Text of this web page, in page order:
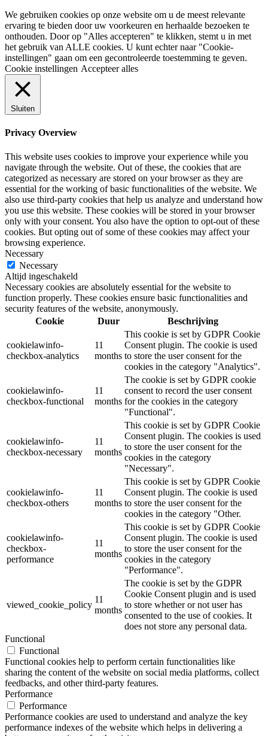
We gebruiken cookies op onze website om u de meest relevante
ervaring te bieden door uw voorkeuren en herhaalde bezoeken te
onthouden. Door op "Alles accepteren" te klikken, stemt u in met
het gebruik van ALLE cookies. U kunt echter naar "Cookie-
instellingen" gaan om een gecontroleerde toestemming te geven.
Cookie instellingen Accepteer alles
Sluiten
Privacy Overview
This website uses cookies to improve your experience while you
navigate through the website. Out of these, the cookies that are
categorized as necessary are stored on your browser as they are
essential for the working of basic functionalities of the website. We
also use third-party cookies that help us analyze and understand how
you use this website. These cookies will be stored in your browser
only with your consent. You also have the option to opt-out of these
cookies. But opting out of some of these cookies may affect your
browsing experience.
Necessary
Necessary
Altijd ingeschakeld
Necessary cookies are absolutely essential for the website to
function properly. These cookies ensure basic functionalities and
security features of the website, anonymously.
Cookie
Duur Beschrijving
cookielawinfo-
checkbox-analytics
11
months
This cookie is set by GDPR Cookie
Consent plugin. The cookie is used
to store the user consent for the
cookies in the category "Analytics".
cookielawinfo-
checkbox-functional
11
months
The cookie is set by GDPR cookie
consent to record the user consent
for the cookies in the category
"Functional".
cookielawinfo-
checkbox-necessary
11
months
This cookie is set by GDPR Cookie
Consent plugin. The cookies is used
to store the user consent for the
cookies in the category
"Necessary".
cookielawinfo-
checkbox-others
11
months
This cookie is set by GDPR Cookie
Consent plugin. The cookie is used
to store the user consent for the
cookies in the category "Other.
cookielawinfo-
checkbox-
performance
11
months
This cookie is set by GDPR Cookie
Consent plugin. The cookie is used
to store the user consent for the
cookies in the category
"Performance".
viewed_cookie_policy
11
months
The cookie is set by the GDPR
Cookie Consent plugin and is used
to store whether or not user has
consented to the use of cookies. It
does not store any personal data.
Functional
Functional
Functional cookies help to perform certain functionalities like
sharing the content of the website on social media platforms, collect
feedbacks, and other third-party features.
Performance
Performance
Performance cookies are used to understand and analyze the key
performance indexes of the website which helps in delivering a